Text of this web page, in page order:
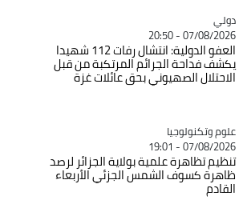
Catégorie
دولي
07/08/2026 - 20:50
العفو الدولية: انتشال رفات 112 شهيدا
يكشف فداحة الجرائم المرتكبة من قبل
الاحتلال الصهيوني بحق عائلات غزة
Catégorie
علوم وتكنولوجيا
07/08/2026 - 19:01
تنظيم تظاهرة علمية بولاية الجزائر لرصد
ظاهرة كسوف الشمس الجزئي الأربعاء
القادم